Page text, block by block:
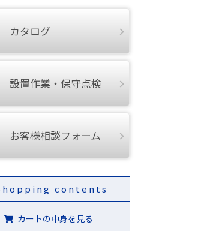
カタログ
設置作業・保守点検
お客様相談フォーム
contents
カートの中身を見る